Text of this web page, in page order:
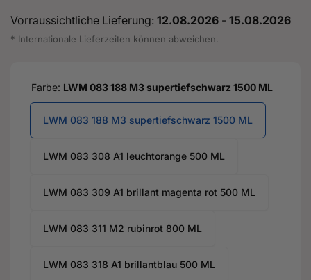
Vorraussichtliche Lieferung: 12.08.2026 - 15.08.2026
* Internationale Lieferzeiten können abweichen.
Farbe: LWM 083 188 M3 supertiefschwarz 1500 ML
LWM 083 188 M3 supertiefschwarz 1500 ML
LWM 083 308 A1 leuchtorange 500 ML
LWM 083 309 A1 brillant magenta rot 500 ML
LWM 083 311 M2 rubinrot 800 ML
LWM 083 318 A1 brillantblau 500 ML